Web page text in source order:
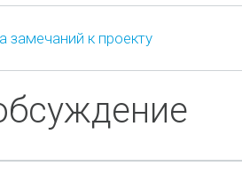
замечаний к проекту